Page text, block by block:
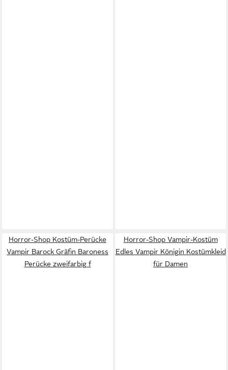
Horror-Shop Kostüm-Perücke
Vampir Barock Gräfin Baroness
Perücke zweifarbig f
Horror-Shop Vampir-Kostüm
Edles Vampir Königin Kostümkleid
für Damen